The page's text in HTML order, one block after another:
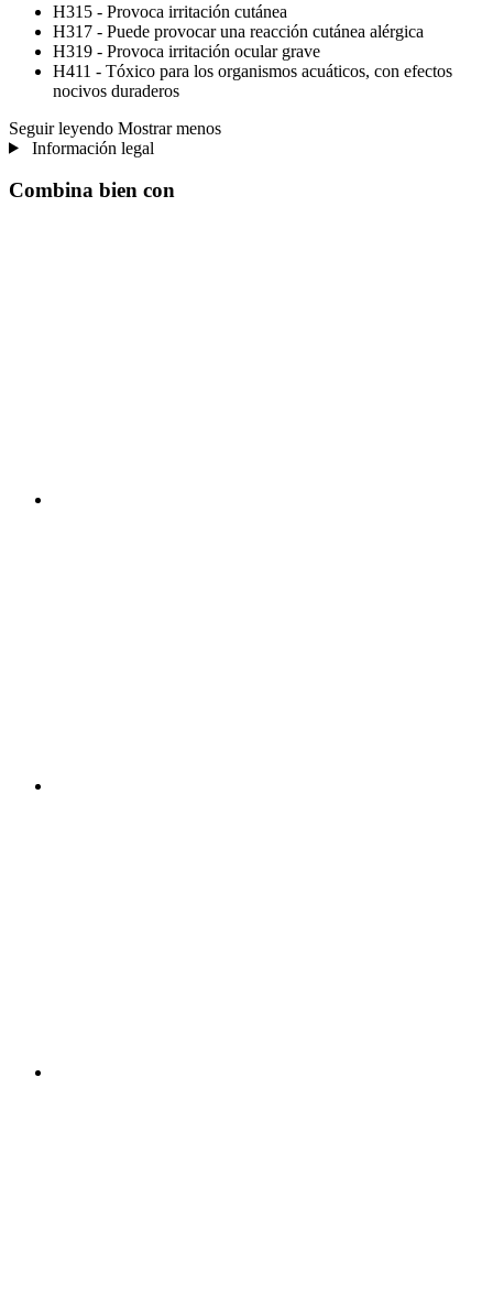
H315 - Provoca irritación cutánea
H317 - Puede provocar una reacción cutánea alérgica
H319 - Provoca irritación ocular grave
H411 - Tóxico para los organismos acuáticos, con efectos
nocivos duraderos
Seguir leyendo Mostrar menos
Información legal
Combina bien con